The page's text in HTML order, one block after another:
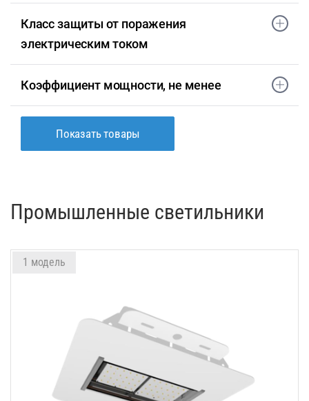
Класс защиты от поражения
электрическим током
Коэффициент мощности, не менее
Показать товары
Промышленные светильники
1 модель